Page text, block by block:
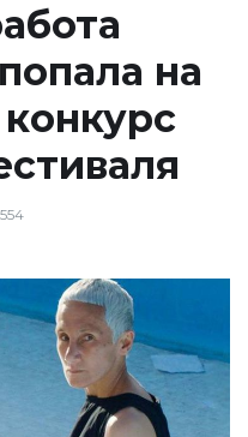
на